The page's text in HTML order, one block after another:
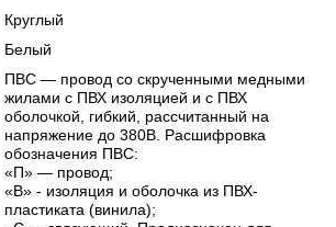
Круглый
Белый
ПВС — провод со скрученными медными
жилами с ПВХ изоляцией и с ПВХ
оболочкой, гибкий, рассчитанный на
напряжение до 380В. Расшифровка
обозначения ПВС:
«П» — провод;
«В» - изоляция и оболочка из ПВХ-
пластиката (винила);